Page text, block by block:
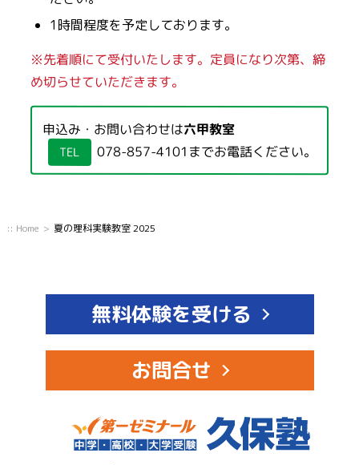
1時間程度を予定しております。
※先着順にて受付いたします。定員になり次第、締
め切らせていただきます。
申込み・お問い合わせは六甲教室
TEL 078-857-4101 までお電話ください。
:: Home 夏の理科実験教室 2025
無料体験を受ける
お問合せ